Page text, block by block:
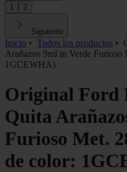
1
2
Siguiente
Inicio • Todos los productos •
Arañazos 9ml in Verde
1GCEWHA)
Original Ford
Quita
Furioso Met.
de color: